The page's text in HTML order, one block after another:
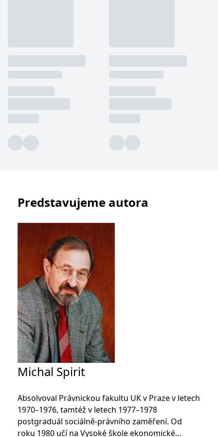
katedra podnikového a evropského práva
Predstavujeme autora
Michal Spirit
Absolvoval Právnickou fakultu UK v Praze v letech
1970–1976, tamtéž v letech 1977–1978
postgraduál sociálně-právního zaměření. Od
roku 1980 učí na Vysoké škole ekonomické